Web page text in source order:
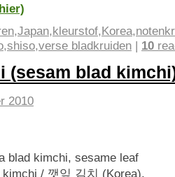
,Japan,kleurstof,Korea,
,shiso,verse bladkruiden | 10
(sesam blad
2010
blad kimchi, sesame leaf
/ 깻잎 김치 (Korea).